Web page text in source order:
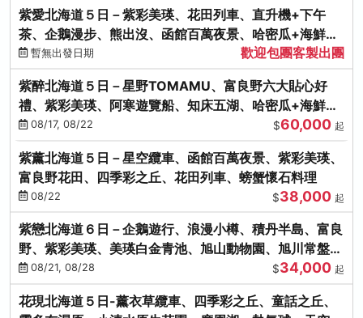
紫愛北海道５日－紫彩美瑛、花田列車、直升機+下午
茶、企鵝漫步、熊出沒、函館百萬夜景、哈密瓜+海鮮和
牛八大螃蟹吃到飽
暫無出發日期 歡迎包團客製出團
紫醉北海道５日－星野TOMAMU、富良野六大貼心好
禮、紫彩美瑛、阿寒遊覽船、知床五湖、哈密瓜+海鮮和
牛螃蟹吃到飽
08/17, 08/22 $60,000 起
紫薰北海道５日－星空纜車、函館百萬夜景、紫彩美瑛、
富良野花田、四季彩之丘、花田列車、螃蟹懷石料理
08/22 $38,000 起
紫戀北海道６日－企鵝遊行、浪漫小樽、積丹半島、富良
野、紫彩美瑛、美瑛白金青池、旭山動物園、旭川常盤旋
轉塔08/21, 08/28 $34,000 起
花現北海道５日-薰衣草纜車、四季彩之丘、童話之丘、